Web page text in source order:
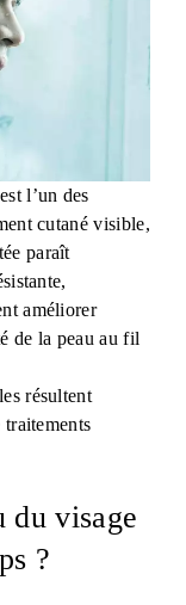
l’un des
cutané visible,
paraît
améliorer
de la peau au fil
résultent
traitements
du visage
?